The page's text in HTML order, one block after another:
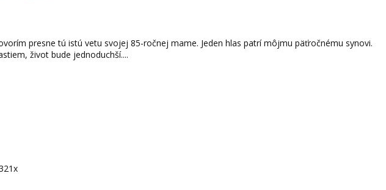
presne tú istú vetu svojej 85-ročnej mame. Jeden hlas patrí môjmu päťročnému synovi.
život bude jednoduchší....